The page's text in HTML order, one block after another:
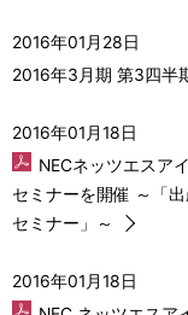
2016年01月28日
2016年3月期 第3四半
2016年01月18日
NECネッツエスア
セミナーを開催 ～「
セミナー」～
2016年01月18日